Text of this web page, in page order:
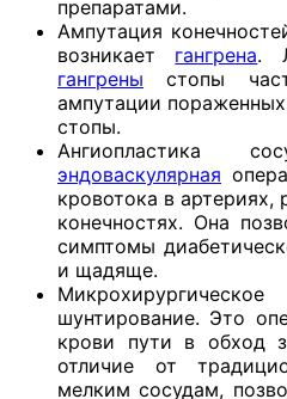
препаратами.
Ампутация
возникает гангрена.
гангрены стопы
ампутации
стопы.
Ангиопластика
эндоваскулярная
кровотока в
конечностях. Она
симптомы
и щадяще.
шунтирование. Это
крови пути в обход
отличие от
мелким сосудам,